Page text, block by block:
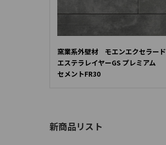
窯業系外壁材 モエンエクセラード
エステラレイヤーGS プレミアム
セメントFR30
新商品リスト